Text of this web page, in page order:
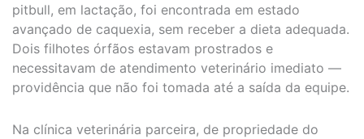
pitbull, em lactação, foi encontrada em estado
avançado de caquexia, sem receber a dieta adequada.
Dois filhotes órfãos estavam prostrados e
necessitavam de atendimento veterinário imediato —
providência que não foi tomada até a saída da equipe.
Na clínica veterinária parceira, de propriedade do